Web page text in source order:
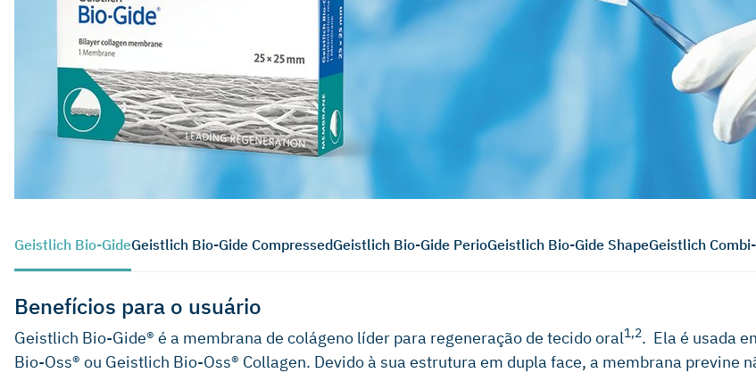
Geistlich Bio-GideGeistlich Bio-Gide CompressedGeistlich Bio-Gide PerioGeistlich Bio-Gide ShapeGeistlich
Benefícios para o usuário
Geistlich Bio-Gide® é a membrana de colágeno líder para regeneração de tecido oral1,2. Ela é usada
Bio-Oss® ou Geistlich Bio-Oss® Collagen. Devido à sua estrutura em dupla face, a membrana previne